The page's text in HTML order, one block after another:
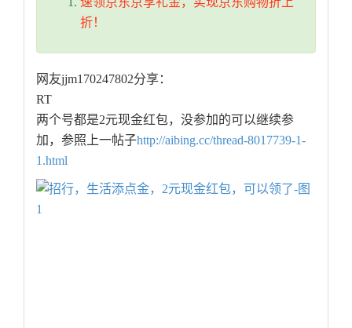
折！
网友jjm170247802分享：
RT
两个号都是2元现金红包，没参加的可以继续参
加，参照上一帖子http://aibing.cc/thread-8017739-1-
1.html